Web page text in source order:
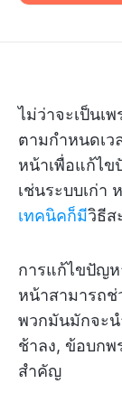
ไม่ว่าจะเป็นเ
ตามกำหนดเว
หน้าเพื่อแก้ไข
เช่นระบบเก่า
เทคนิคก็มีวิธีส
การแก้ไขปัญ
หน้าสามารถ
พวกมันมักจะ
ช้าลง, ข้อบก
สำคัญ